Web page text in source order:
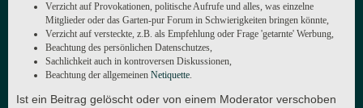
Verzicht auf Provokationen, politische Aufrufe und alles, was einzelne
Mitglieder oder das Garten-pur Forum in Schwierigkeiten bringen könnte,
Verzicht auf versteckte, z.B. als Empfehlung oder Frage 'getarnte' Werbung,
Beachtung des persönlichen Datenschutzes,
Sachlichkeit auch in kontroversen Diskussionen,
Beachtung der allgemeinen Netiquette.
Ist ein Beitrag gelöscht oder von einem Moderator verschoben